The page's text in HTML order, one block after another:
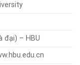
đại) – HBU